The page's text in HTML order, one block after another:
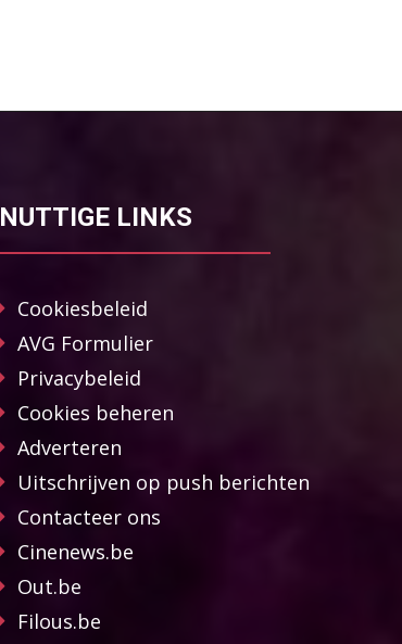
NUTTIGE LINKS
Cookiesbeleid
AVG Formulier
Privacybeleid
Cookies beheren
Adverteren
Uitschrijven op push berichten
Contacteer ons
Cinenews.be
Out.be
Filous.be